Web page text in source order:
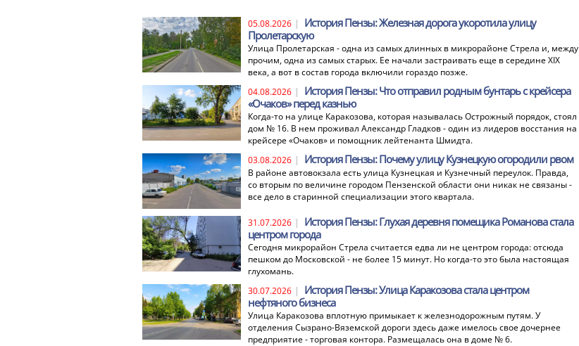
05.08.2026 |
История Пензы: Железная дорога укоротила улицу
Пролетарскую
Улица Пролетарская - одна из самых длинных в микрорайоне Стрела и, между
прочим, одна из самых старых. Ее начали застраивать еще в середине XIX
века, а вот в состав города включили гораздо позже.
04.08.2026 |
История Пензы: Что отправил родным бунтарь с крейсера
«Очаков» перед казнью
Когда-то на улице Каракозова, которая называлась Острожный порядок, стоял
дом № 16. В нем проживал Александр Гладков - один из лидеров восстания на
крейсере «Очаков» и помощник лейтенанта Шмидта.
03.08.2026 | История Пензы: Почему улицу Кузнецкую огородили рвом
В районе автовокзала есть улица Кузнецкая и Кузнечный переулок. Правда,
со вторым по величине городом Пензенской области они никак не связаны -
все дело в старинной специализации этого квартала.
31.07.2026 |
История Пензы: Глухая деревня помещика Романова стала
центром города
Сегодня микрорайон Стрела считается едва ли не центром города: отсюда
пешком до Московской - не более 15 минут. Но когда-то это была настоящая
глухомань.
30.07.2026 |
История Пензы: Улица Каракозова стала центром
нефтяного бизнеса
Улица Каракозова вплотную примыкает к железнодорожным путям. У
отделения Сызрано-Вяземской дороги здесь даже имелось свое дочернее
предприятие - торговая контора. Размещалась она в доме № 6.